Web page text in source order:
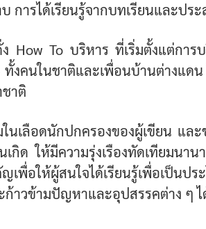
การได้เรียนรู้จากบทเรียนและป
How To บริหาร ที่เริ่มตั้งแต่กา
ทั้งคนในชาติและเพื่อนบ้านต่างแ
าติ
เลือดนักปกครองของผู้เขียน และ
กิด ให้มีความรุ่งเรืองทัดเทียมน
พื่อให้ผู้สนใจได้เรียนรู้เพื่อเป็นป
ก้าวข้ามปัญหาและอุปสรรคต่าง ๆ